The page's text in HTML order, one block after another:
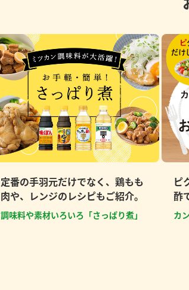
定番の手羽元だけでなく、鶏もも
肉や、レンジのレシピもご紹介。
調味料や素材いろいろ「さっぱり煮」
ピ
酢
カ